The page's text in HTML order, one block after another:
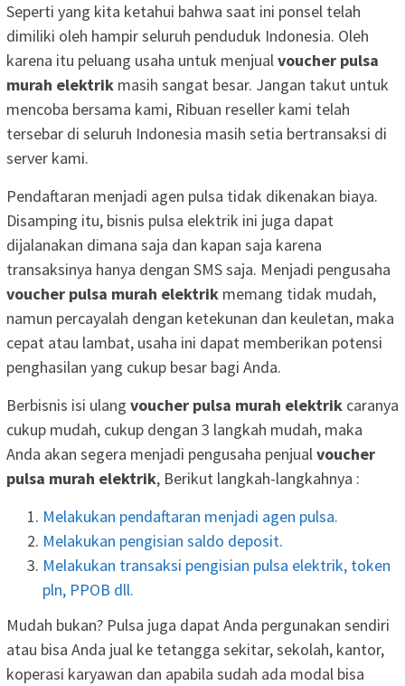
Seperti yang kita ketahui bahwa saat ini ponsel telah
dimiliki oleh hampir seluruh penduduk Indonesia. Oleh
karena itu peluang usaha untuk menjualvoucher pulsa
murah elektrik masih sangat besar. Jangan takut untuk
mencoba bersama kami, Ribuan reseller kami telah
tersebar di seluruh Indonesia masih setia bertransaksi di
server kami.
Pendaftaran menjadi agen pulsa tidak dikenakan biaya.
Disamping itu, bisnis pulsa elektrik ini juga dapat
dijalanakan dimana saja dan kapan saja karena
transaksinya hanya dengan SMS saja. Menjadi pengusaha
voucher pulsa murah elektrik memang tidak mudah,
namun percayalah dengan ketekunan dan keuletan, maka
cepat atau lambat, usaha ini dapat memberikan potensi
penghasilan yang cukup besar bagi Anda.
Berbisnis isi ulang voucher pulsa murah elektrik caranya
cukup mudah, cukup dengan 3 langkah mudah, maka
Anda akan segera menjadi pengusaha penjualvoucher
pulsa murah elektrik, Berikut langkah-langkahnya :
Melakukan pendaftaran menjadi agen pulsa.
Melakukan pengisian saldo deposit.
Melakukan transaksi pengisian pulsa elektrik, token
pln, PPOB dll.
Mudah bukan? Pulsa juga dapat Anda pergunakan sendiri
atau bisa Anda jual ke tetangga sekitar, sekolah, kantor,
koperasi karyawan dan apabila sudah ada modal bisa